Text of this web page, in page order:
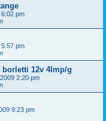
pm
pm
borletti 12v 4Imp/g
2:20 pm
9:23 pm